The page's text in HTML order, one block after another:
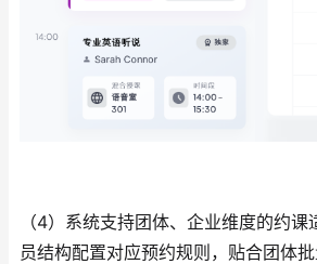
（4） 系统支持团体、企业维度的约课
员结构配置对应预约规则，贴合团体